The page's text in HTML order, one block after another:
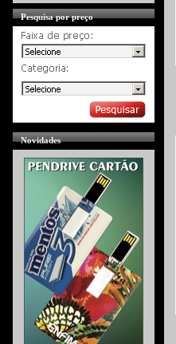
Pesquisa por preço
Novidades